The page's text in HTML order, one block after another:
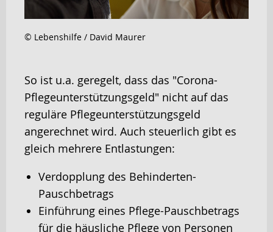
© Lebenshilfe / David Maurer
So ist u.a. geregelt, dass das "Corona-
Pflegeunterstützungsgeld" nicht auf das
reguläre Pflegeunterstützungsgeld
angerechnet wird. Auch steuerlich gibt es
gleich mehrere Entlastungen:
Verdopplung des Behinderten-
Pauschbetrags
Einführung eines Pflege-Pauschbetrags
für die häusliche Pflege von Personen